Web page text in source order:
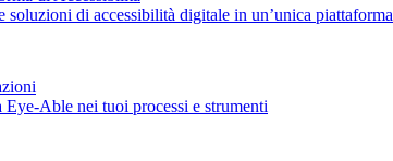
soluzioni di accessibilità digitale in un’unica piattaforma
Eye-Able nei tuoi processi e strumenti